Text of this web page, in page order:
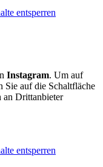
entsperren
Instagram. Um auf
Sie auf die Schaltfläche
an Drittanbieter
entsperren